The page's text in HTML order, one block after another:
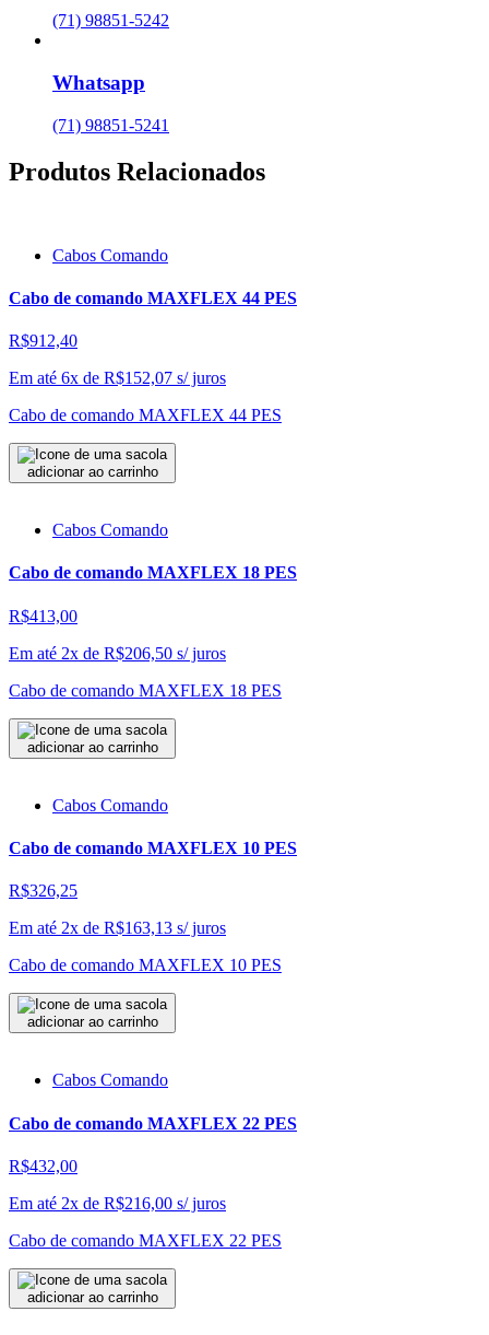
(71) 98851-5242
Whatsapp
(71) 98851-5241
Produtos Relacionados
Cabos Comando
Cabo de comando MAXFLEX 44 PES
R$912,40
Em até 6x de R$152,07 s/ juros
Cabo de comando MAXFLEX 44 PES
adicionar ao carrinho
Cabos Comando
Cabo de comando MAXFLEX 18 PES
R$413,00
Em até 2x de R$206,50 s/ juros
Cabo de comando MAXFLEX 18 PES
adicionar ao carrinho
Cabos Comando
Cabo de comando MAXFLEX 10 PES
R$326,25
Em até 2x de R$163,13 s/ juros
Cabo de comando MAXFLEX 10 PES
adicionar ao carrinho
Cabos Comando
Cabo de comando MAXFLEX 22 PES
R$432,00
Em até 2x de R$216,00 s/ juros
Cabo de comando MAXFLEX 22 PES
adicionar ao carrinho